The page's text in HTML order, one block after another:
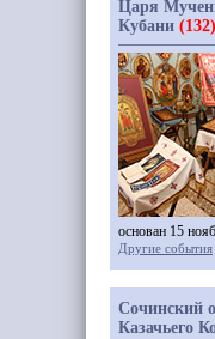
Царя
Кубани (132)
основан 15
Другие события
Сочинский
Казачьего